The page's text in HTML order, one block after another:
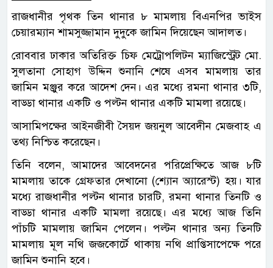
রাজধানীর পৃথক তিন থানার ৮ মামলায় বিএনপির ভাইস
চেয়ারম্যান শামসুজ্জামান দুদুকে জামিন দিয়েছেন আদালত।
রোববার ঢাকার অতিরিক্ত চিফ মেট্রোপলিটন ম্যাজিস্ট্রেট মো.
সুলতানা সোহাগ উদ্দিন শুনানি শেষে এসব মামলায় তার
জামিন মঞ্জুর করে আদেশ দেন। এর মধ্যে রমনা থানার ৩টি,
বাড্ডা থানার একটি ও পল্টন থানার একটি মামলা রয়েছে।
আসামিপক্ষের আইনজীবী সৈয়দ জয়নুল আবেদীন মেজবাহ এ
তথ্য নিশ্চিত করেছেন।
তিনি বলেন, আমাদের আবেদনের পরিপ্রেক্ষিতে আজ ৮টি
মামলায় তাকে গ্রেফতার দেখানো (শ্যোন অ্যারেস্ট) হয়। যার
মধ্যে রাজধানীর পল্টন থানার চারটি, রমনা থানার তিনটি ও
বাড্ডা থানার একটি মামলা রয়েছে। এর মধ্যে আজ তিনি
পাঁচটি মামলায় জামিন পেলেন। পল্টন থানার অন্য তিনটি
মামলায় মূল নথি জজকোর্টে থাকায় নথি প্রাপ্তিসাপেক্ষে পরে
জামিন শুনানি হবে।